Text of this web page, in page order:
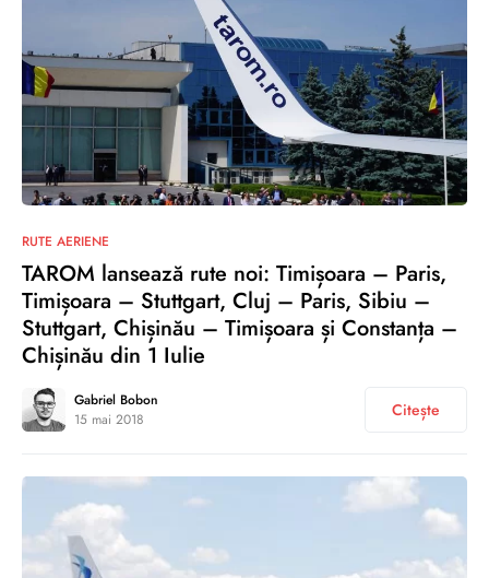
RUTE AERIENE
TAROM lansează rute noi: Timișoara – Paris,
Timișoara – Stuttgart, Cluj – Paris, Sibiu –
Stuttgart, Chișinău – Timișoara și Constanța –
Chișinău din 1 Iulie
Gabriel Bobon
15 mai 2018
Citește